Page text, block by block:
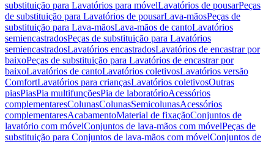
substituição para Lavatórios para móvelLavatórios de pousarPeças
de substituição para Lavatórios de pousarLava-mãosPeças de
substituição para Lava-mãosLava-mãos de cantoLavatórios
semiencastradosPeças de substituição para Lavatórios
semiencastradosLavatórios encastradosLavatórios de encastrar por
baixoPeças de substituição para Lavatórios de encastrar por
baixoLavatórios de cantoLavatórios coletivosLavatórios versão
ComfortLavatórios para criançasLavatórios coletivosOutras
piasPiasPia multifunçõesPia de laboratórioAcessórios
complementaresColunasColunasSemicolunasAcessórios
complementaresAcabamentoMaterial de fixaçãoConjuntos de
lavatório com móvelConjuntos de lava-mãos com móvelPeças de
substituição para Conjuntos de lava-mãos com móvelConjuntos de